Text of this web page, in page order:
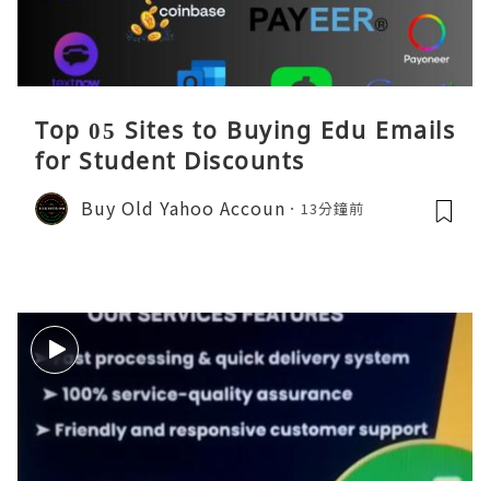
Top 05 Sites to Buying Edu Emails
for Student Discounts
Buy Old Yahoo Accoun 13分鐘前